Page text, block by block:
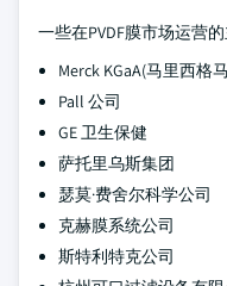
一些在PVDF膜市场运营
Merck KGaA(马里西格
Pall 公司
GE 卫生保健
萨托里乌斯集团
瑟莫·费舍尔科学公司
克赫膜系统公司
斯特利特克公司